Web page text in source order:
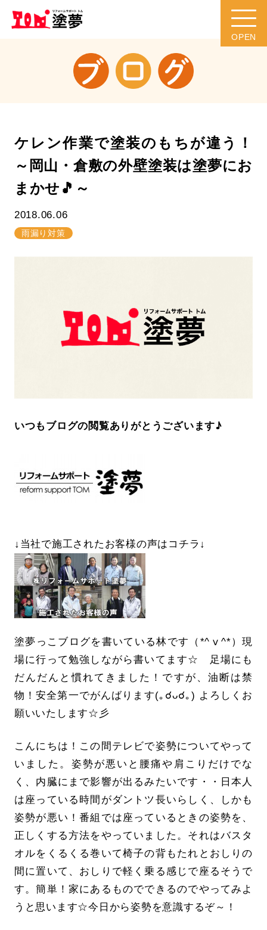
ケレン作業で塗装のもちが違う！
～岡山・倉敷の外壁塗装は塗夢にお
まかせ🎵～
2018.06.06
雨漏り対策
いつもブログの閲覧ありがとうございます♪
↓当社で施工されたお客様の声はコチラ↓
塗夢っこブログを書いている林です（*^ⅴ^*）現
場に行って勉強しながら書いてます☆ 足場にも
だんだんと慣れてきました！ですが、油断は禁
物！安全第一でがんばります(｡☌ᴗ☌｡) よろしくお
願いいたします☆彡
こんにちは！この間テレビで姿勢についてやって
いました。姿勢が悪いと腰痛や肩こりだけでな
く、内臓にまで影響が出るみたいです・・日本人
は座っている時間がダントツ長いらしく、しかも
姿勢が悪い！番組では座っているときの姿勢を、
正しくする方法をやっていました。それはバスタ
オルをくるくる巻いて椅子の背もたれとおしりの
間に置いて、おしりで軽く乗る感じで座るそうで
す。簡単！家にあるものでできるのでやってみよ
うと思います☆今日から姿勢を意識するぞ～！